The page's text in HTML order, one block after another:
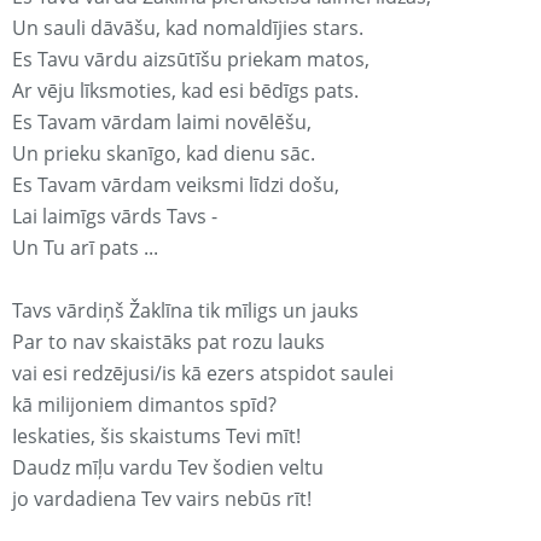
Un sauli dāvāšu, kad nomaldījies stars.
Es Tavu vārdu aizsūtīšu priekam matos,
Ar vēju līksmoties, kad esi bēdīgs pats.
Es Tavam vārdam laimi novēlēšu,
Un prieku skanīgo, kad dienu sāc.
Es Tavam vārdam veiksmi līdzi došu,
Lai laimīgs vārds Tavs -
Un Tu arī pats ...
Tavs vārdiņš Žaklīna tik mīligs un jauks
Par to nav skaistāks pat rozu lauks
vai esi redzējusi/is kā ezers atspidot saulei
kā milijoniem dimantos spīd?
Ieskaties, šis skaistums Tevi mīt!
Daudz mīļu vardu Tev šodien veltu
jo vardadiena Tev vairs nebūs rīt!